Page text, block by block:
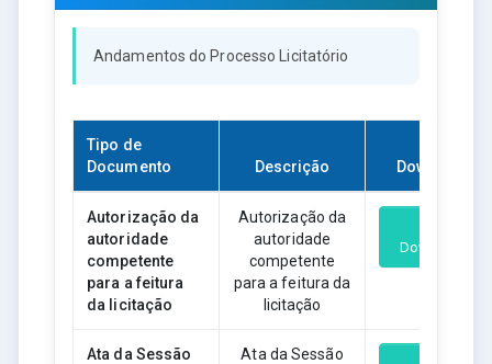
Andamentos do Processo Licitatório
Tipo de
Documento
Descrição Download
Autorização da
autoridade
competente
para a feitura
da licitação
Autorização da
autoridade
competente
para a feitura da
licitação
Download
Ata da Sessão
Ata da Sessão